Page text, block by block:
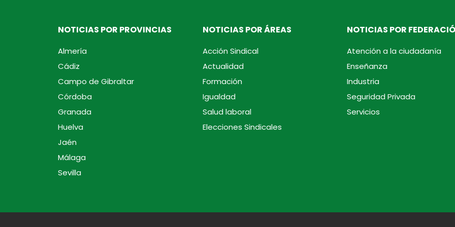
NOTICIAS POR PROVINCIAS
Almería
Cádiz
Campo de Gibraltar
Córdoba
Granada
Huelva
Jaén
Málaga
Sevilla
NOTICIAS POR ÁREAS
Acción Sindical
Actualidad
Formación
Igualdad
Salud laboral
Elecciones Sindicales
NOTICIAS POR
Atención a la ciudadanía
Enseñanza
Industria
Seguridad Privada
Servicios